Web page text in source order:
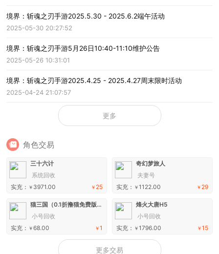
境界：斩魂之刃手游2025.5.30 - 2025.6.2端午活动
2025-05-30 20:27:52
境界：斩魂之刃手游5月26日10:40-11:10维护公告
2025-05-26 10:31:01
境界：斩魂之刃手游2025.4.25 - 2025.4.27周末限时活动
2025-04-24 21:07:57
更多
角色交易
三十六计
系统回收
￥ 25
实充： ￥ 3971.00
奇幻梦旅人
夫妻号
￥ 29
实充： ￥1122.00
猫三国（0.1折撸猫免费版）H5
小号回收
￥1
实充： ￥68.00
烽火大唐H5
小号回收
￥15
实充： ￥1796.00
更多交易